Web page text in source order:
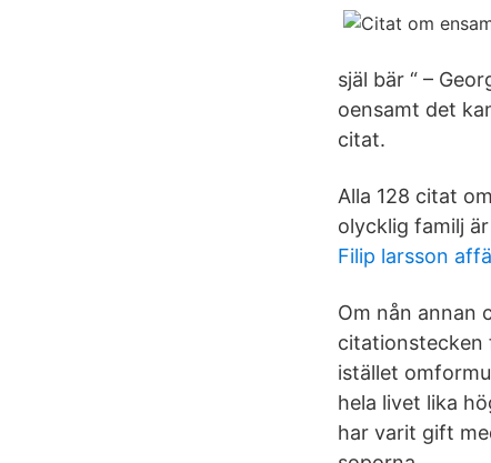
själ bär “ –
oensamt det
citat.
Alla 128 citat
olycklig familj
Filip larsson
Om nån annan
citationstecken
istället
hela livet lika
har varit gift